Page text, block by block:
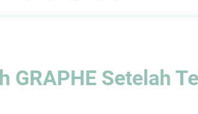
GRAPHE Setelah